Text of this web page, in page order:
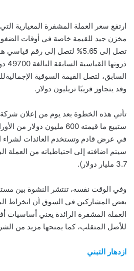
ارتفع سعر العملة المشفرة المعيارية التي
مخزن جيد للقيمة خاصة في أوقات الضغوط
وقد يتجاوز قريبًا تريليون دولار.
ستبيع ما قيمته 600 مليون
في عرض قادم وتستخدم العائدات لشراء
3.7 مليار دولار).
وفي الوقت نفسه، تنتشر النشوة بين
بعض المشاركين في السوق أن انخراط
العملة المشفرة الرائدة يعني
للأصل المتقلب، كما يمنحها مزيد من
ازدهار التبني